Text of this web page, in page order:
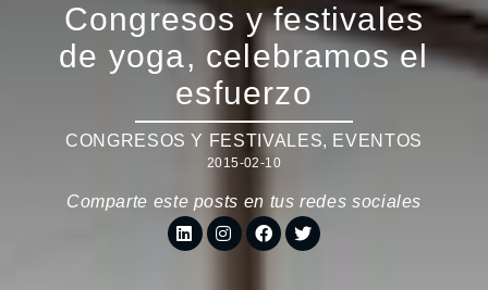
Congresos y festivales
de yoga, celebramos el
esfuerzo
CONGRESOS Y FESTIVALES, EVENTOS
2015-02-10
Comparte este posts en tus redes sociales